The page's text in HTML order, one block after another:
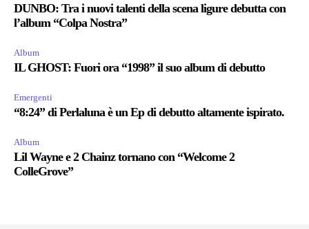
DUNBO: Tra i nuovi talenti della scena ligure debutta con
l’album “Colpa Nostra”
Album
IL GHOST: Fuori ora “1998” il suo album di debutto
Emergenti
“8:24” di Perlaluna è un Ep di debutto altamente ispirato.
Album
Lil Wayne e 2 Chainz tornano con “Welcome 2
ColleGrove”